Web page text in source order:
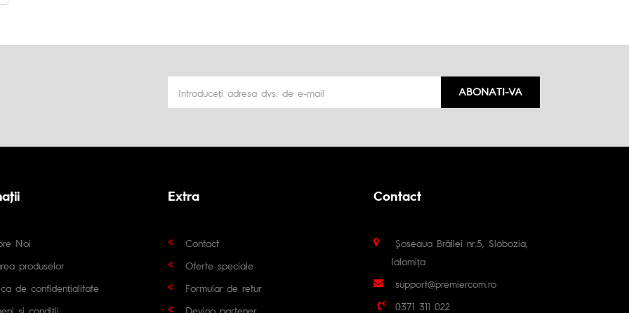
ABONATI-VA
Noi
produselor
de confidențialitate
și condiții
Extra
Contact
Oferte speciale
Formular de retur
Devino partener
Contact
Șoseaua Brăilei nr.5, Slobozia,
Ialomița
support@premiercom.ro
0371 311 022